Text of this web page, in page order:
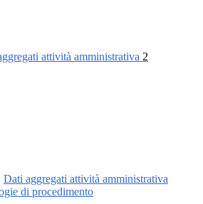
attività amministrativa 2
Dati aggregati attività amministrativa
di procedimento